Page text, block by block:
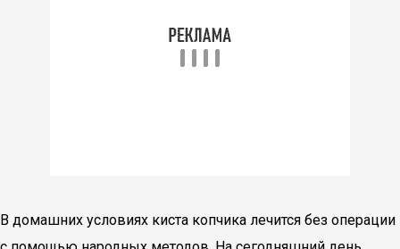
В домашних условиях киста копчика лечится без операции